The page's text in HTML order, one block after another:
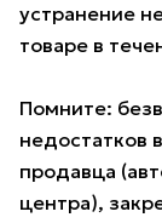
устранение
товаре в
Помните:
недостатков
продавца
центра),